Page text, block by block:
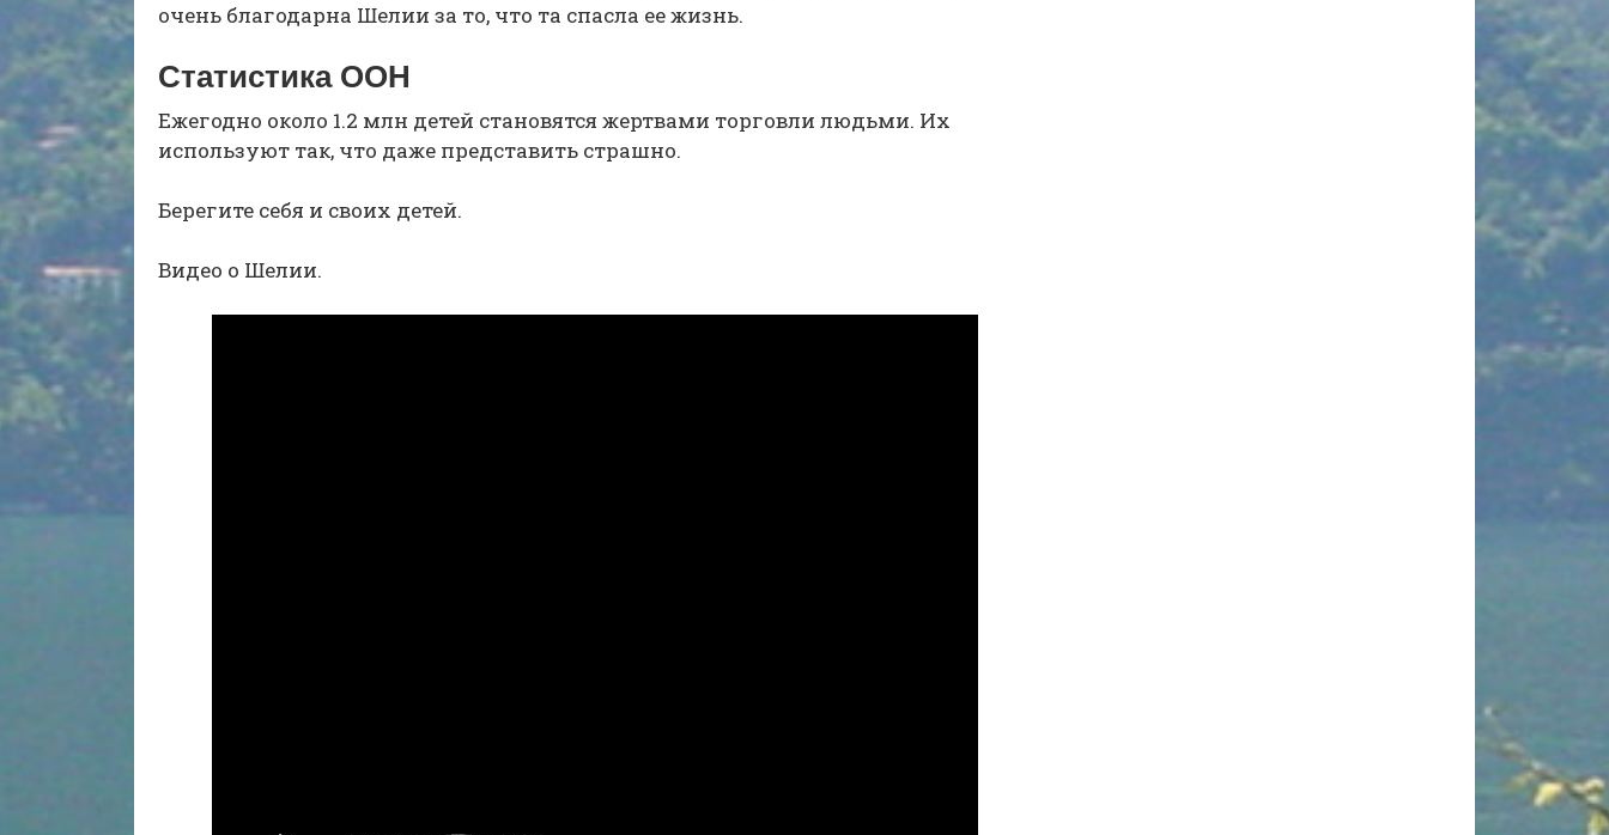
очень благодарна Шелии за то, что та спасла ее жизнь.
Статистика ООН
Ежегодно около 1.2 млн детей становятся жертвами торговли людьми. Их
используют так, что даже представить страшно.
Берегите себя и своих детей.
Видео о Шелии.